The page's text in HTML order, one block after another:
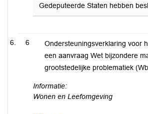
Gedeputeerde Staten hebben
6
Ondersteuningsverklaring voor
een aanvraag Wet bijzondere
grootstedelijke problematiek
Informatie:
Wonen en Leefomgeving